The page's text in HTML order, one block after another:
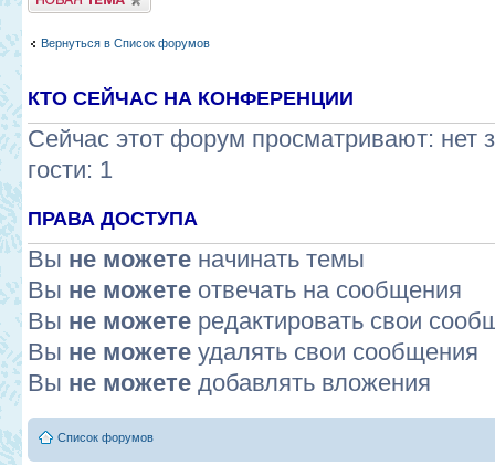
Вернуться в Список форумов
КТО СЕЙЧАС НА КОНФЕРЕНЦИИ
Сейчас этот форум просматривают: нет
гости: 1
ПРАВА ДОСТУПА
Вы не можете начинать темы
Вы не можете отвечать на сообщения
Вы не можете редактировать свои
Вы не можете удалять свои сообщения
Вы не можете добавлять вложения
Список форумов